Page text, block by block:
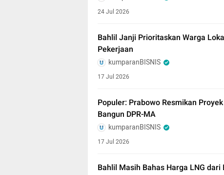
24 Jul 2026
Bahlil Janji Prioritaskan Warga
Pekerjaan
kumparanBISNIS
17 Jul 2026
Populer: Prabowo Resmikan
Bangun DPR-MA
kumparanBISNIS
17 Jul 2026
Bahlil Masih Bahas Harga LNG